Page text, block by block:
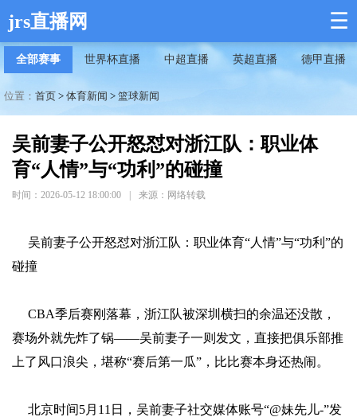
jrs直播网 ☰
全部赛事 世界杯直播 中超直播 英超直播 德甲直播
位置： 首页 > 体育新闻 > 篮球新闻
吴前妻子公开怒怼对浙江队：职业体
育“人情”与“功利”的碰撞
时间：2026-05-12 18:00:00 来源：网络转载
吴前妻子公开怒怼对浙江队：职业体育“人情”与“功利”的
碰撞
CBA季后赛刚落幕，浙江队被深圳横扫的余温还没散，
赛场外就先炸了锅——吴前妻子一则发文，直接把俱乐部推
上了风口浪尖，堪称“赛后第一瓜”，比比赛本身还热闹。
北京时间5月11日，吴前妻子社交媒体账号“@妹先儿-”发